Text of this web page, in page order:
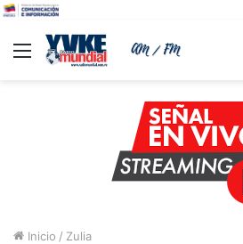
Menu
Inicio / Zulia